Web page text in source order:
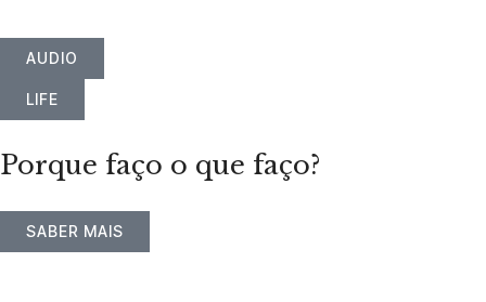
AUDIO
LIFE
Porque faço o que faço?
SABER MAIS